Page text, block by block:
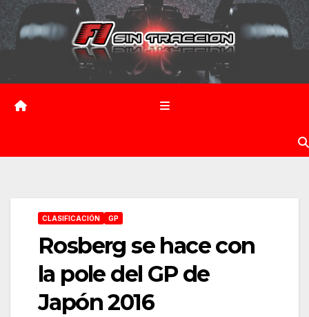
Saltar
contenido
CLASIFICACIÓN GP
Rosberg se hace con
la pole del GP de
Japón 2016